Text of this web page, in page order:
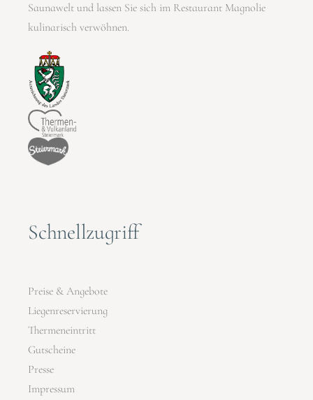
Saunawelt und lassen Sie sich im Restaurant Magnolie
kulinarisch verwöhnen.
Schnellzugriff
Preise & Angebote
Liegenreservierung
Thermeneintritt
Gutscheine
Presse
Impressum